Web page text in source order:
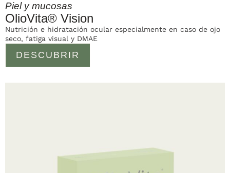
Piel y mucosas
OlioVita® Vision
DESCUBRIR
Nutrición e hidratación ocular especialmente en caso de ojo
seco, fatiga visual y DMAE